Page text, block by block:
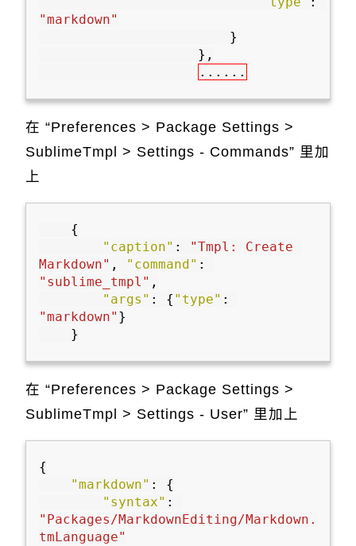
"markdown"
}
},
......
在 “Preferences > Package Settings >
SublimeTmpl > Settings - Commands” 里加
上
{
"caption" :
"Tmpl: Create
Markdown" , "command" :
"sublime_tmpl" ,
"args" : { "type" :
"markdown" }
}
在 “Preferences > Package Settings >
SublimeTmpl > Settings - User” 里加上
{
"markdown" :
{
"syntax" :
"Packages/MarkdownEditing/Markdown.
tmLanguage"